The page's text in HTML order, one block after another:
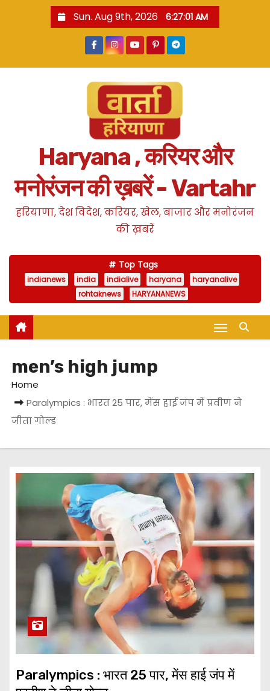
Sun. Aug 9th, 2026 6:27:02 AM
Haryana , करियर और
मनोरंजन की ख़बरें - Vartahr
हरियाणा, देश विदेश, करियर, खेल, बाजार और मनोरंजन
की ख़बरें
Top Tags
indianews india indialive haryana
haryanalive
rohtaknews
HARYANANEWS
men’s high jump
Home
Paralympics : भारत 25 पार, मेंस हाई जंप में प्रवीण ने
जीता गोल्ड
Paralympics : भारत 25 पार, मेंस हाई जंप में